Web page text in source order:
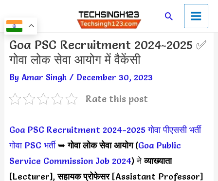
to
content
SearchMain
Menu
Goa PSC Recruitment 2024-2025 ✅
गोवा लोक सेवा आयोग में वैकेंसी
By Amar Singh / December 30, 2023
Rate this post
Goa PSC Recruitment 2024-2025 गोवा पीएससी भर्ती
गोवा PSC भर्ती➥गोवा लोक सेवा आयोग(Goa Public
Service Commission Job 2024) नेव्याख्याता
[Lecturer],सहायक प्रोफेसर [Assistant Professor]
Post
navigation